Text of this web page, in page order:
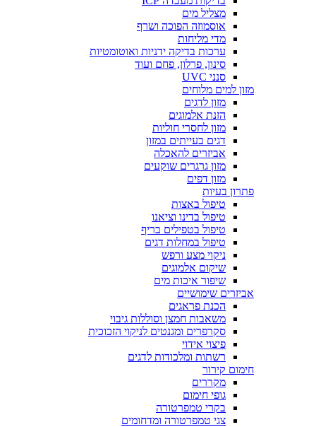
מצליל מים
אוסמוזה הפוכה ושרף
מדי מליחות
ערכות בדיקה ידניות ואוטומטיות
סינון, פרלון, פחם ועוד
סנני UVC
מזון למים מלוחים
מזון לדגים
הזנת אלמוגים
מזון לחסרי חוליות
דגים בעייתים במזון
אביזרים להאכלה
מזון גרגרים שוקעים
מזון דפים
פתרון בעיות
טיפול באצות
טיפול בדינו וציאנו
טיפול בטפילים בריף
טיפול במחלות דגים
ניקוי מצע ורפש
שיקום אלמוגים
שיפור איכות מים
אביזרים שימושיים
הכנת פראגים
משאבות חמצן וסוללות גיבוי
סקרפרים ומגנטים לניקוי הזכוכית
פיצוי אידוי
רשתות ומלכודות לדגים
חימום קירור
מקררים
גופי חימום
בקרי טמפרטורה
צגי טמפרטורה ומדחומים